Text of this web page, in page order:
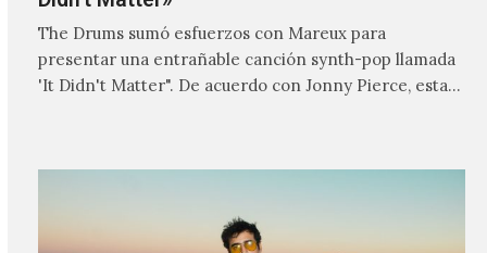
The Drums sumó esfuerzos con Mareux para
presentar una entrañable canción synth-pop llamada
'It Didn't Matter". De acuerdo con Jonny Pierce, esta